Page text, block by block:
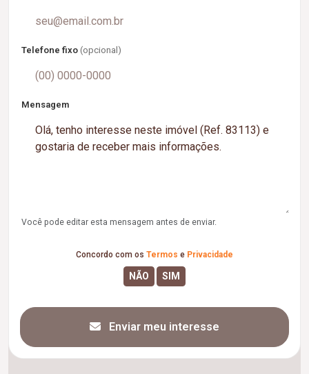
Telefone fixo (opcional)
Mensagem
Você pode editar esta mensagem antes de enviar.
Concordo com os Termos e Privacidade
Enviar meu interesse